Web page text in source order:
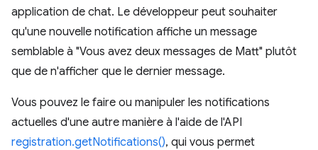
application de chat. Le développeur peut souhaiter
qu'une nouvelle notification affiche un message
semblable à "Vous avez deux messages de Matt" plutôt
que de n'afficher que le dernier message.
Vous pouvez le faire ou manipuler les notifications
actuelles d'une autre manière à l'aide de l'API
registration.getNotifications(), qui vous permet